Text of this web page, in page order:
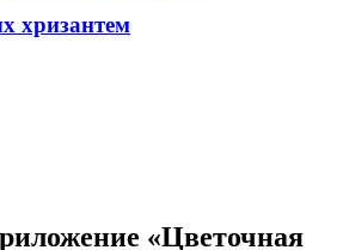
хризантем
«Цветочная